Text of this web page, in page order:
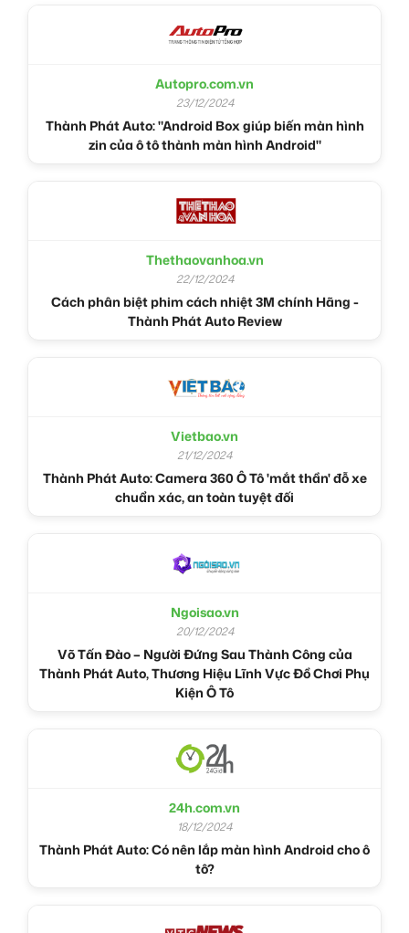
Autopro.com.vn
23/12/2024
Thành Phát Auto: "Android Box giúp biến màn hình
zin của ô tô thành màn hình Android"
Thethaovanhoa.vn
22/12/2024
Cách phân biệt phim cách nhiệt 3M chính Hãng -
Thành Phát Auto Review
Vietbao.vn
21/12/2024
Thành Phát Auto: Camera 360 Ô Tô 'mắt thần' đỗ xe
chuẩn xác, an toàn tuyệt đối
Ngoisao.vn
20/12/2024
Võ Tấn Đào – Người Đứng Sau Thành Công của
Thành Phát Auto, Thương Hiệu Lĩnh Vực Đồ Chơi Phụ
Kiện Ô Tô
24h.com.vn
18/12/2024
Thành Phát Auto: Có nên lắp màn hình Android cho ô
tô?